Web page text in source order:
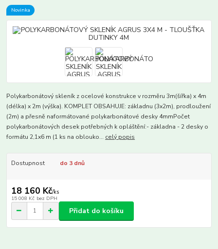
Novinka
Polykarbonátový skleník z ocelové konstrukce v rozměru 3m(šířka) x 4m
(délka) x 2m (výška). KOMPLET OBSAHUJE: základnu (3x2m), prodloužení
(2m) a přesně naformátované polykarbonátové desky 4mmPočet
polykarbonátových desek potřebných k opláštění:- základna - 2 desky o
formátu 2,1x6 m (1 ks na oblouko... celý popis
Dostupnost do 3 dnů
18 160 Kč/ks
15 008 Kč bez DPH
Přidat do košíku